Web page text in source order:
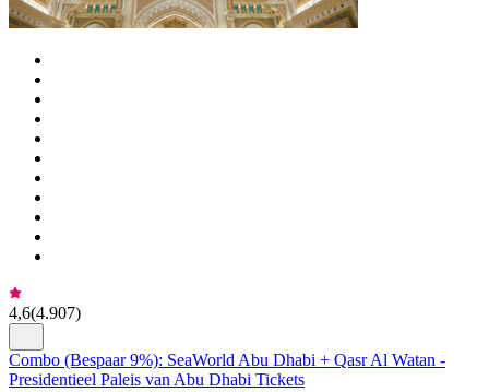
4,6(4.907)
Combo (Bespaar 9%): SeaWorld Abu Dhabi + Qasr Al Watan -
Presidentieel Paleis van Abu Dhabi Tickets